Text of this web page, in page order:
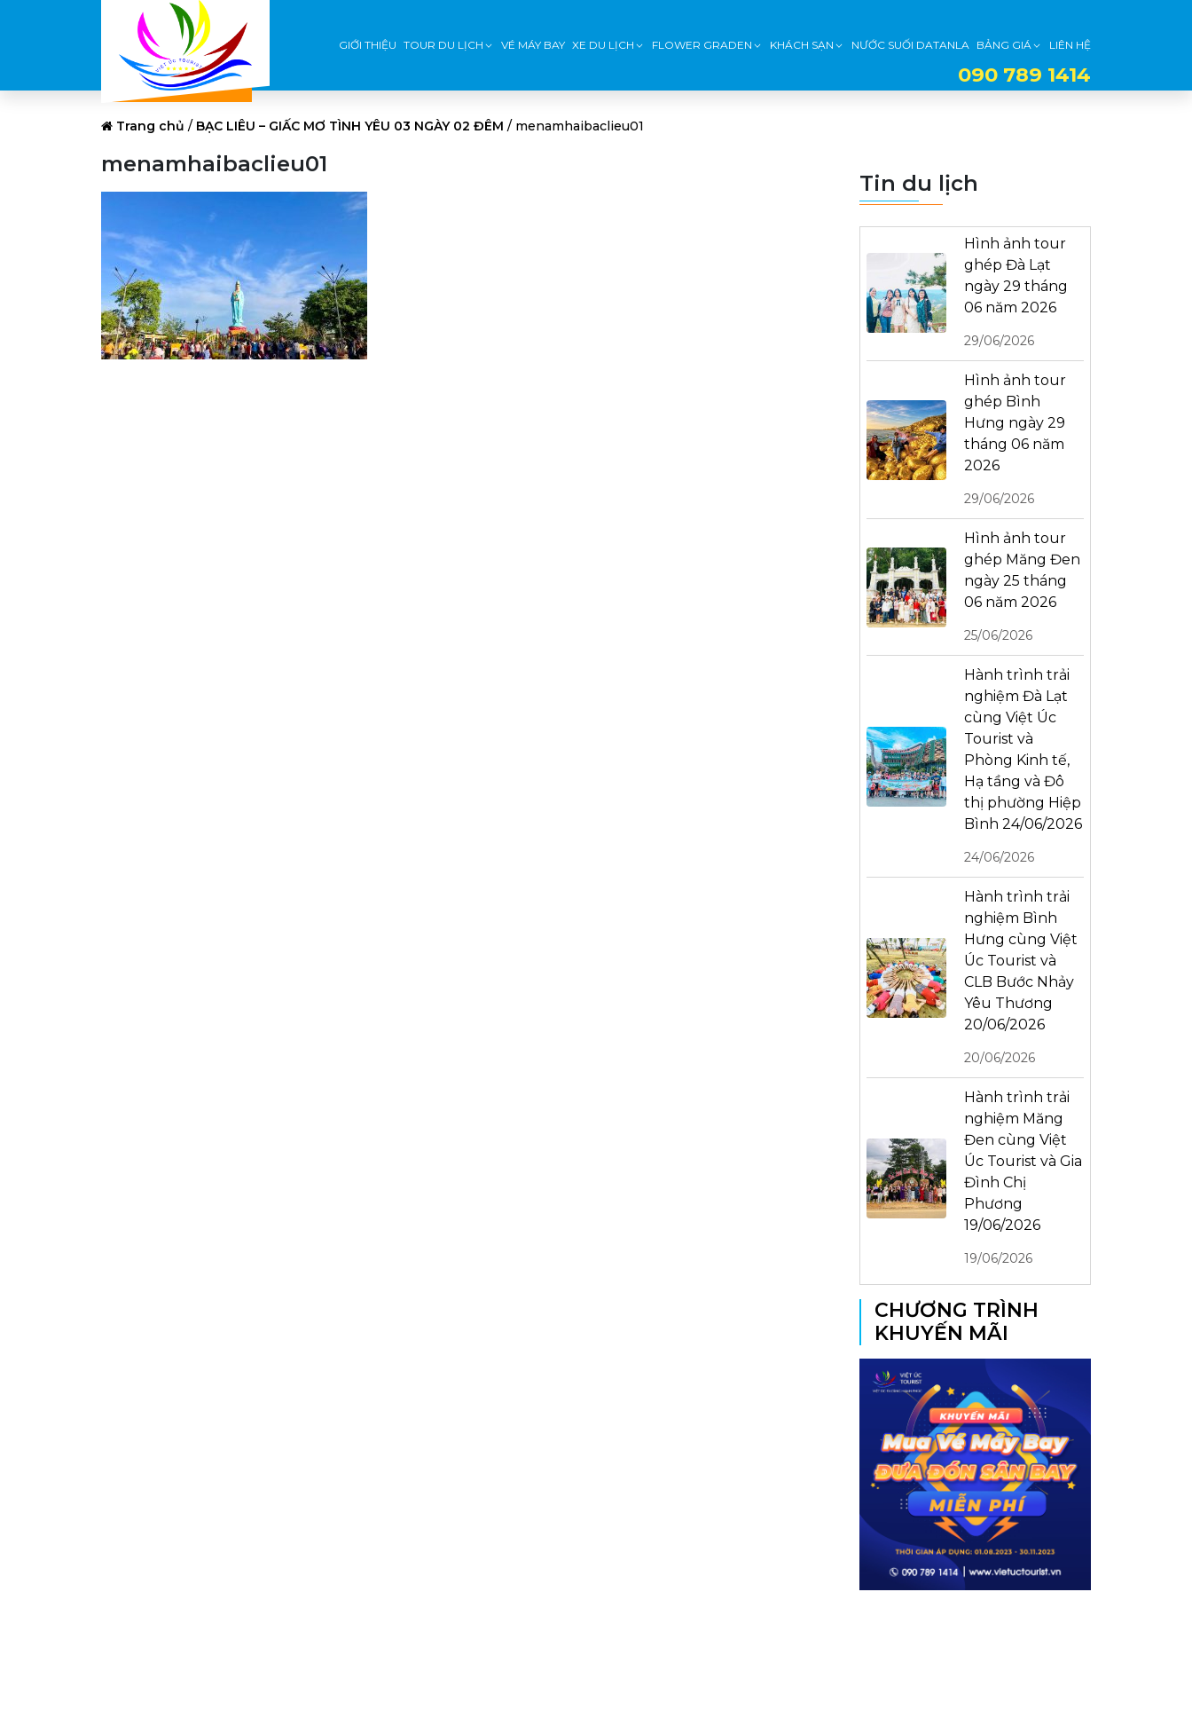
GIỚI THIỆU TOUR DU LỊCH VÉ MÁY BAY XE DU LỊCH FLOWER GRADEN KHÁCH SẠN NƯỚC SUỐI DATANLA BẢNG GIÁ LIÊN HỆ
090 789 1414
Trang chủ / BẠC LIÊU – GIẤC MƠ TÌNH YÊU 03 NGÀY 02 ĐÊM / menamhaibaclieu01
menamhaibaclieu01
Tin du lịch
Hình ảnh tour
ghép Đà Lạt
ngày 29 tháng
06 năm 2026
29/06/2026
Hình ảnh tour
ghép Bình
Hưng ngày 29
tháng 06 năm
2026
29/06/2026
Hình ảnh tour
ghép Măng Đen
ngày 25 tháng
06 năm 2026
25/06/2026
Hành trình trải
nghiệm Đà Lạt
cùng Việt Úc
Tourist và
Phòng Kinh tế,
Hạ tầng và Đô
thị phường Hiệp
Bình 24/06/2026
24/06/2026
Hành trình trải
nghiệm Bình
Hưng cùng Việt
Úc Tourist và
CLB Bước Nhảy
Yêu Thương
20/06/2026
20/06/2026
Hành trình trải
nghiệm Măng
Đen cùng Việt
Úc Tourist và Gia
Đình Chị
Phương
19/06/2026
19/06/2026
CHƯƠNG TRÌNH
KHUYẾN MÃI